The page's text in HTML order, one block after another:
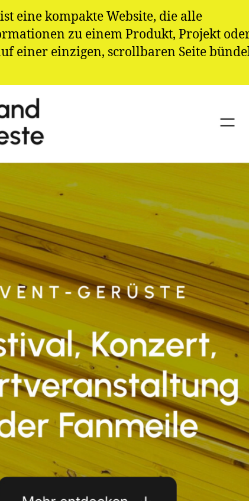
eine kompakte Website, die alle
zu einem Produkt, Projekt
einer einzigen, scrollbaren Seite